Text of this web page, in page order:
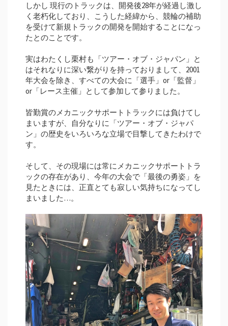
しかし 現行のトラックは、開発後28年が経過し激し
く老朽化しており、こうした経緯から、競輪の補助
を受けて新規トラックの開発を開始することになっ
たとのことです。
実はわたくし栗村も「ツアー・オブ・ジャパン」と
はそれなりに深い繋がりを持っておりまして、2001
年大会を除き、すべての大会に「選手」or「監督」
or「レース主催」として参加して参りました。
皆勤賞のメカニックサポートトラックには負けてし
まいますが、自分なりに「ツアー・オブ・ジャパ
ン」の歴史をいろいろな立場で目撃してきたわけで
す。
そして、その現場には常にメカニックサポートトラ
ックの存在があり、今年の大会で「最後の勇姿」を
見たときには、正直とても寂しい気持ちになってし
まいました…。